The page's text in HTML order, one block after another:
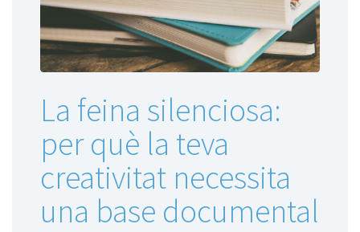
La feina silenciosa:
per què la teva
creativitat necessita
una base documental